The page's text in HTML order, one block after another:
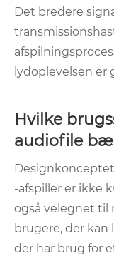
Det bredere
lydoplevelsen er
Hvilke
audiofile
-afspiller er ikke
også velegnet
brugere, der kan
der har brug for